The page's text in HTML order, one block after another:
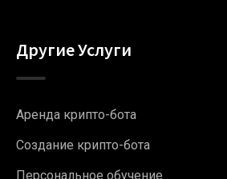
Другие Услуги
Аренда крипто-бота
Создание крипто-бота
Персональное обучение